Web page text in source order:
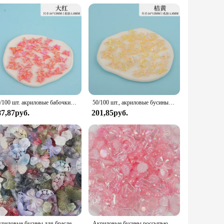
motif, intricately etched to capture the essence of
a delicate bracelet or a statement necklace, these
you're a seasoned artisan or a beginner, these beads are
or even children's toys. The sets are available in bulk,
Despite their robust nature, they remain lightweight,
personal projects and commercial use. Whether
50/100 шт. акриловые бабочки AB цветные подвески бусины свободные бусины-разделители браслет ожерелье для DIY изготовления ювелирных изделий поиск аксессуаров 50/100 шт., акриловые бусины-бабочки
201,85руб.